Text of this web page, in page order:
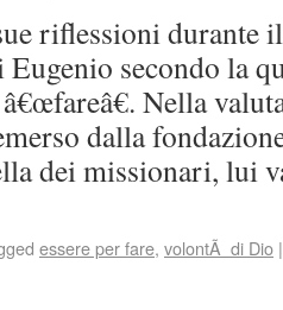
riflessioni durante
secondo la
â€œfareâ€. Nella
dalla
dei missionari,
essere per fare, volontÃ di Dio |